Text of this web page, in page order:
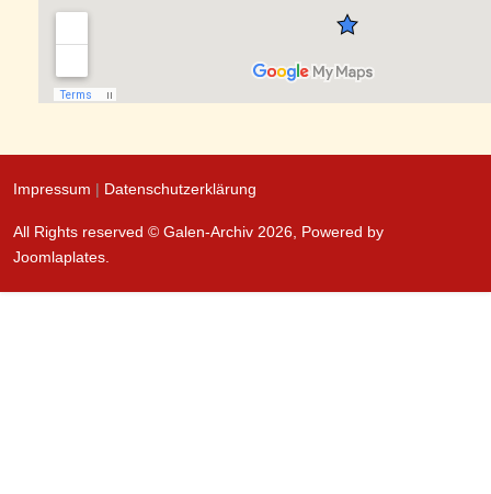
Impressum | Datenschutzerklärung
All Rights reserved © Galen-Archiv 2026, Powered by
Joomlaplates